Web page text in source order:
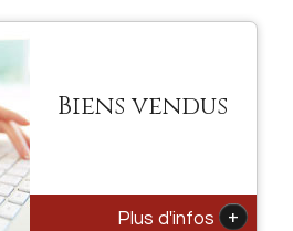
Biens vendus
Plus d'infos +